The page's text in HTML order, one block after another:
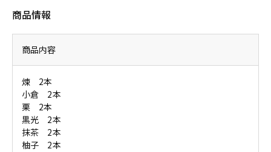
商品情報
商品内容
煉 2本
小倉 2本
栗 2本
黒光 2本
抹茶 2本
柚子 2本